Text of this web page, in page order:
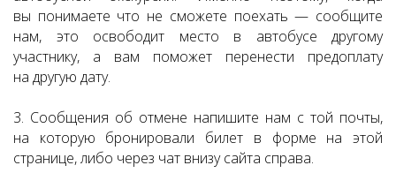
вы понимаете что не сможете поехать — сообщите
нам, это освободит место в автобусе другому
участнику, а вам поможет перенести предоплату
на другую дату.
3. Сообщения об отмене напишите нам с той почты,
на которую бронировали билет в форме на этой
странице, либо через чат внизу сайта справа.